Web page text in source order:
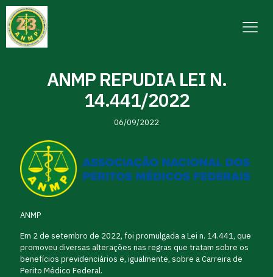
ANMP REPUDIA LEI N.
14.441/2022
06/09/2022
ANMP
Em 2 de setembro de 2022, foi promulgada a Lei n. 14.441, que
promoveu diversas alterações nas regras que tratam sobre os
benefícios previdenciários e, igualmente, sobre a Carreira de
Perito Médico Federal.